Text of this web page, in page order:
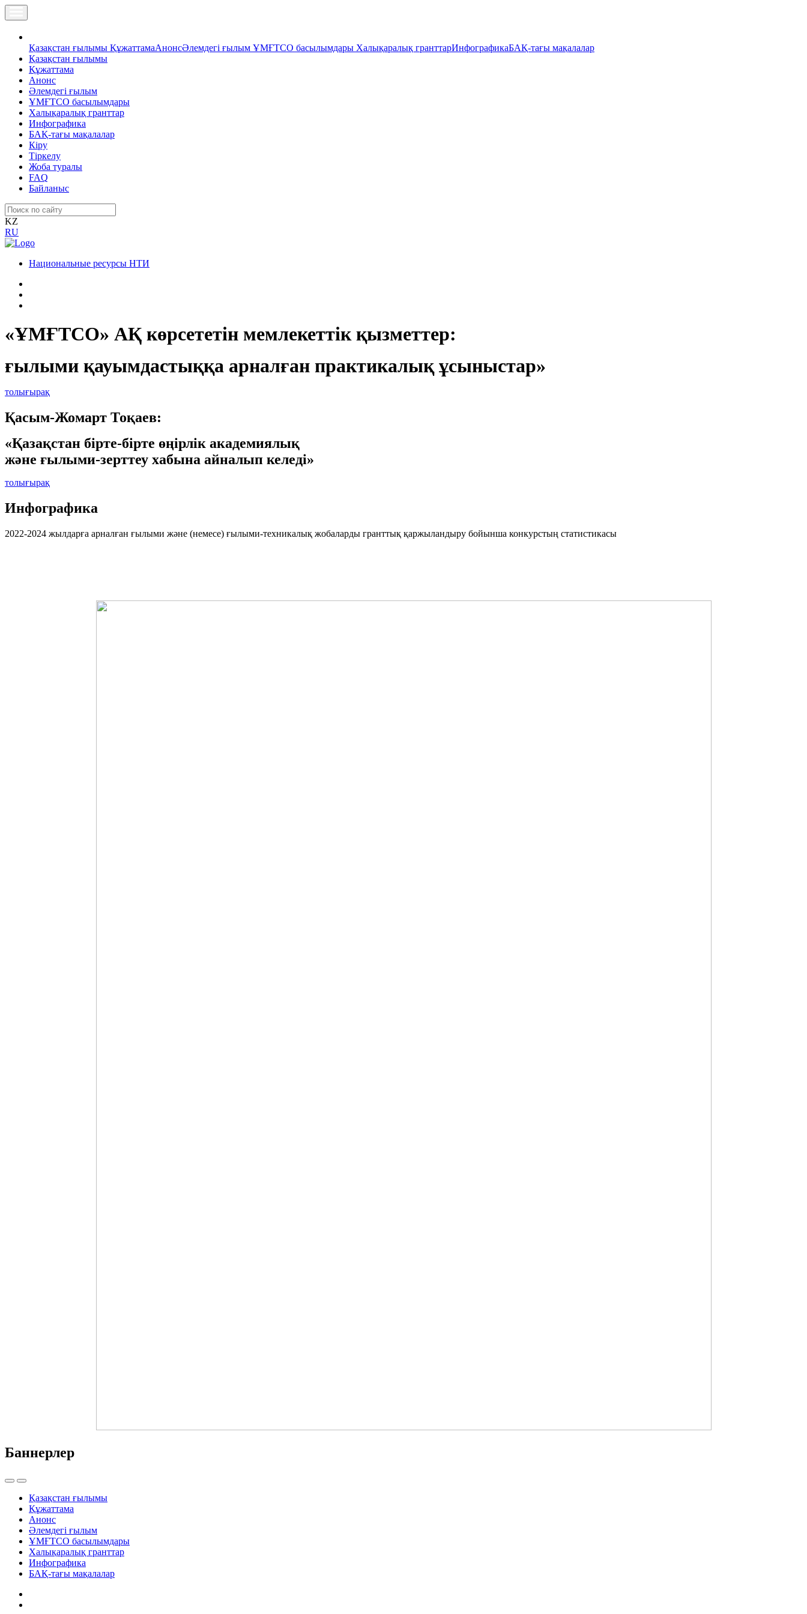
Қазақстан ғылымы ҚұжаттамаАнонсӘлемдегі ғылым ҰМҒТСО басылымдары Халықаралық гранттарИнфографикаБАҚ-тағы мақалалар
Қазақстан ғылымы
Құжаттама
Анонс
Әлемдегі ғылым
ҰМҒТСО басылымдары
Халықаралық гранттар
Инфографика
БАҚ-тағы мақалалар
Кіру
Тіркелу
Жоба туралы
FAQ
Байланыс
KZ
RU
Национальные ресурсы НТИ
«ҰМҒТСО» АҚ көрсететін мемлекеттік қызметтер:
ғылыми қауымдастыққа арналған практикалық ұсыныстар»
толығырақ
Қасым-Жомарт Тоқаев:
«Қазақстан бірте-бірте өңірлік академиялық
және ғылыми-зерттеу хабына айналып келеді»
толығырақ
Инфографика
2022-2024 жылдарға арналған ғылыми және (немесе) ғылыми-техникалық жобаларды гранттық қаржыландыру бойынша конкурстың статистикасы
Баннерлер
Қазақстан ғылымы
Құжаттама
Анонс
Әлемдегі ғылым
ҰМҒТСО басылымдары
Халықаралық гранттар
Инфографика
БАҚ-тағы мақалалар